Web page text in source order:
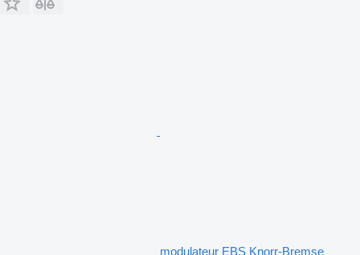
modulateur EBS Knorr-Bremse